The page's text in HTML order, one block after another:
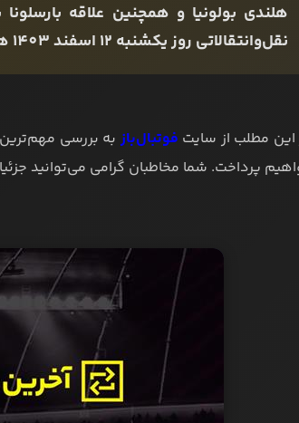
هلندی بولونیا و همچنین علاقه
نقل‌وانتقالاتی روز یکشنبه 12 اسفند 1403 هستند.
این مطلب از سایت فوتبال‌باز
پرداخت. شما مخاطبان گرامی می‌توانید